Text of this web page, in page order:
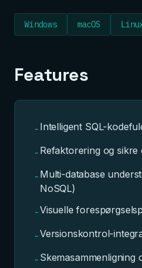
Windows macOS
Features
- Intelligent SQL-
- Refaktorering og sikre
- Multi-database
NoSQL)
-Visuelle
-Versionskontrol-
- Skemasammenligning